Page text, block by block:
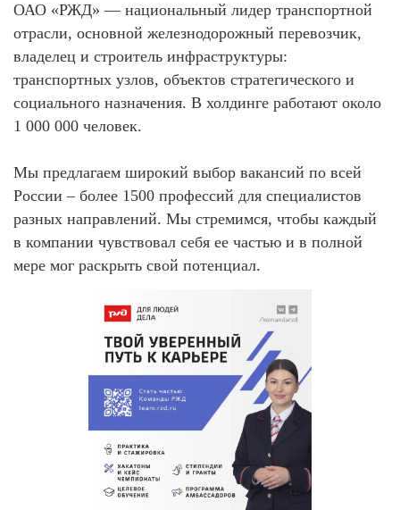
ОАО «РЖД» — национальный лидер транспортной
отрасли, основной железнодорожный перевозчик,
владелец и строитель инфраструктуры:
транспортных узлов, объектов стратегического и
социального назначения. В холдинге работают около
1 000 000 человек.
Мы предлагаем широкий выбор вакансий по всей
России – более 1500 профессий для специалистов
разных направлений. Мы стремимся, чтобы каждый
в компании чувствовал себя ее частью и в полной
мере мог раскрыть свой потенциал.